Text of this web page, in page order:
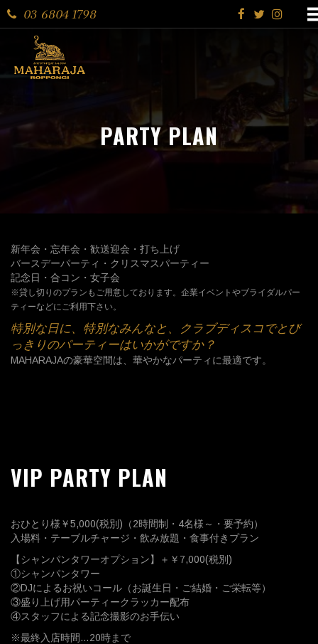
03 6804 1798
PARTY PLAN
新年会・忘年会・歓送迎会・打ち上げ
バースデーパーティ・クリスマスパーティー
記念日・合コン・女子会
※貸し切りのプランもご用意しております。企業イベントやブライダルパー
ティーなどにご利用下さい。
特別な日に、特別なみんなと、クラブディスコでとび
っきりのパーティーはいかがですか？
MAHARAJAの豪華空間は、華やかなパーティに最適です。
VIP PARTY PLAN
おひとり様￥5,000(税別)（2時間制・4名様～・要予約）
入場料・テーブルチャージ・飲み放題・食事付きプラン
【シャンパンタワーオプション】＋￥7,000(税別)
①シャンパンタワー
②DJによるお祝いコール（お誕生日・ご結婚・ご栄転等）
③盛り上げ用パーティークラッカー配布
④スタッフによる記念撮影のお手伝い
※最終入店時間…20時まで